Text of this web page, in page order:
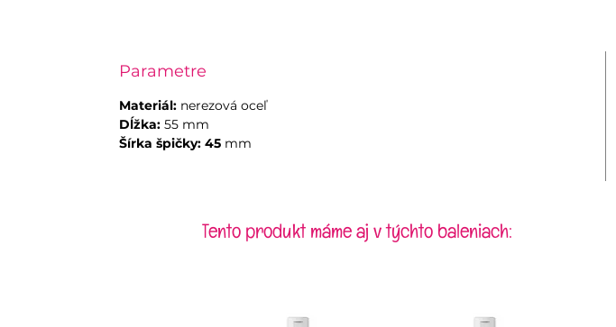
Parametre
Materiál: nerezová oceľ
Dĺžka: 55 mm
Šírka špičky: 45 mm
Tento produkt máme aj v týchto baleniach: